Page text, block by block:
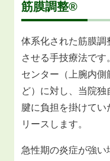
筋膜調整®
体系化された筋膜調
させる手技療法で
センター（上腕内
ど）に対し、当院独
腱に負担を掛けてい
リースします。
急性期の炎症が強い